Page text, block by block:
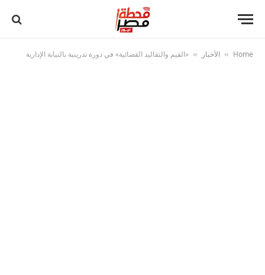
Home
» الأخبار » «القيم والتقاليد القضائية» في دورة تدريبية بالنيابة الإدارية